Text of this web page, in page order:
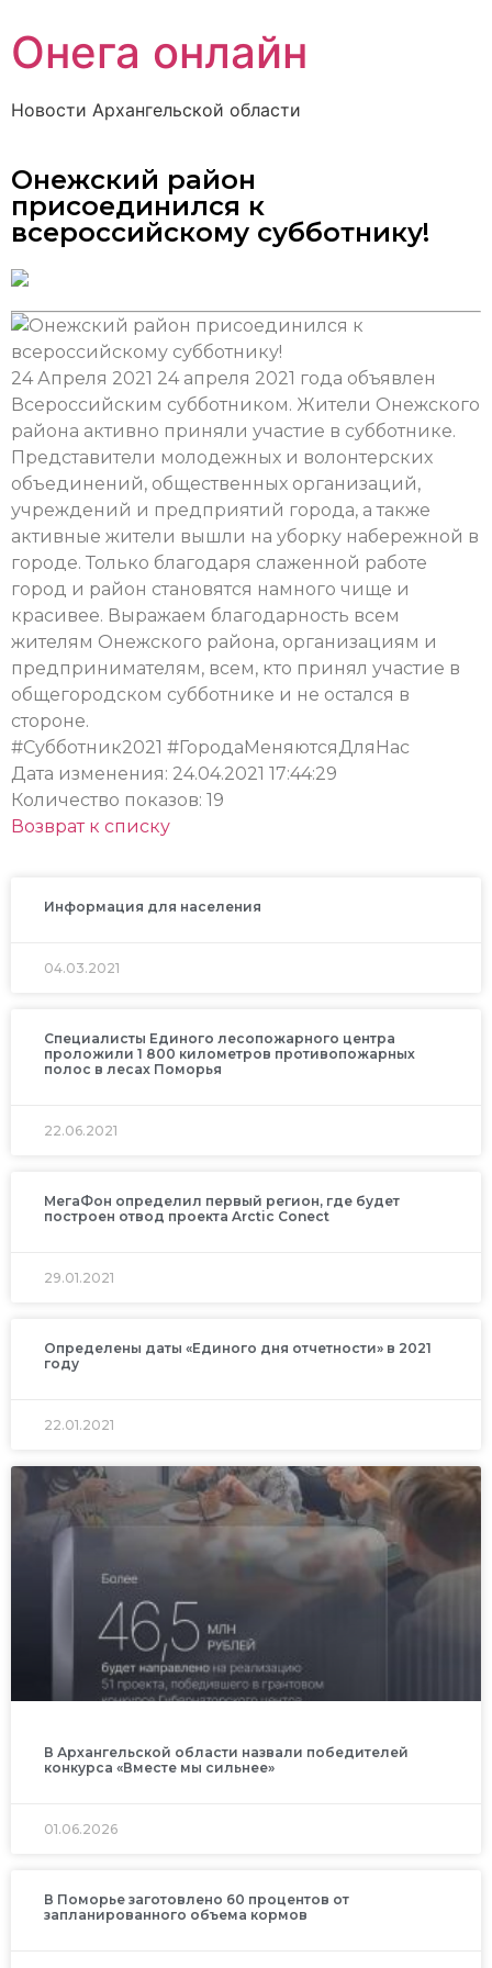
Онега онлайн
Новости Архангельской области
Онежский район
присоединился к
всероссийскому субботнику!
24 Апреля 2021 24 апреля 2021 года объявлен
Всероссийским субботником. Жители Онежского
района активно приняли участие в субботнике.
Представители молодежных и волонтерских
объединений, общественных организаций,
учреждений и предприятий города, а также
активные жители вышли на уборку набережной в
городе. Только благодаря слаженной работе
город и район становятся намного чище и
красивее. Выражаем благодарность всем
жителям Онежского района, организациям и
предпринимателям, всем, кто принял участие в
общегородском субботнике и не остался в
стороне.
#Субботник2021 #ГородаМеняютсяДляНас
Дата изменения: 24.04.2021 17:44:29
Количество показов: 19
Возврат к списку
Информация для населения
04.03.2021
Специалисты Единого лесопожарного центра
проложили 1 800 километров противопожарных
полос в лесах Поморья
22.06.2021
МегаФон определил первый регион, где будет
построен отвод проекта Arctic Conect
29.01.2021
Определены даты «Единого дня отчетности» в 2021
году
22.01.2021
В Архангельской области назвали победителей
конкурса «Вместе мы сильнее»
01.06.2026
В Поморье заготовлено 60 процентов от
запланированного объема кормов